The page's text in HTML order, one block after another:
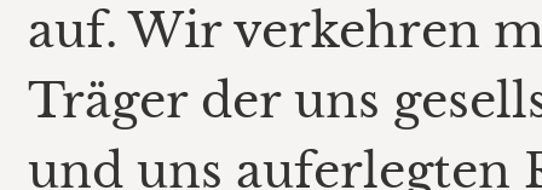
auf. Wir verkehren
Träger der uns
und uns auferlegten